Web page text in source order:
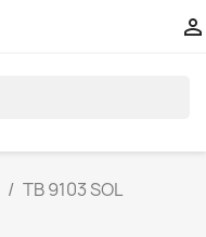

TB 9103 SOL